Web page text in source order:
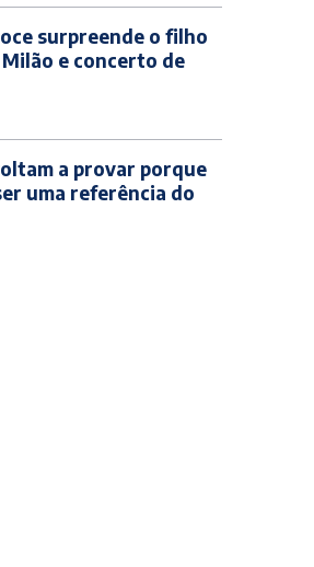
surpreende o filho
e concerto de
a provar porque
uma referência do